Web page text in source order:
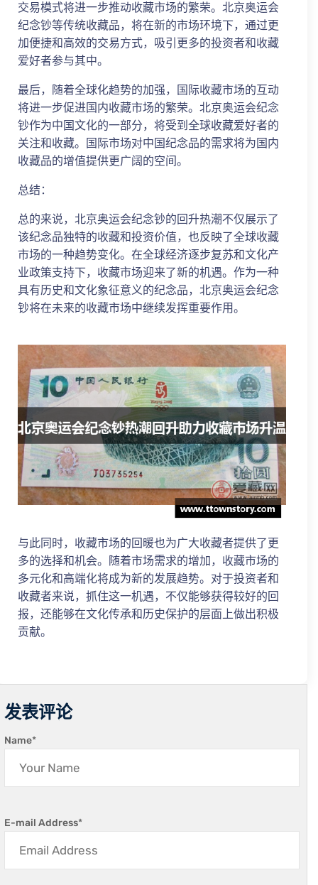
交易模式将进一步推动收藏市场的繁荣。北京奥运会
纪念钞等传统收藏品，将在新的市场环境下，通过更
加便捷和高效的交易方式，吸引更多的投资者和收藏
爱好者参与其中。
最后，随着全球化趋势的加强，国际收藏市场的互动
将进一步促进国内收藏市场的繁荣。北京奥运会纪念
钞作为中国文化的一部分，将受到全球收藏爱好者的
关注和收藏。国际市场对中国纪念品的需求将为国内
收藏品的增值提供更广阔的空间。
总结：
总的来说，北京奥运会纪念钞的回升热潮不仅展示了
该纪念品独特的收藏和投资价值，也反映了全球收藏
市场的一种趋势变化。在全球经济逐步复苏和文化产
业政策支持下，收藏市场迎来了新的机遇。作为一种
具有历史和文化象征意义的纪念品，北京奥运会纪念
钞将在未来的收藏市场中继续发挥重要作用。
与此同时，收藏市场的回暖也为广大收藏者提供了更
多的选择和机会。随着市场需求的增加，收藏市场的
多元化和高端化将成为新的发展趋势。对于投资者和
收藏者来说，抓住这一机遇，不仅能够获得较好的回
报，还能够在文化传承和历史保护的层面上做出积极
贡献。
发表评论
Name*
E-mail Address*